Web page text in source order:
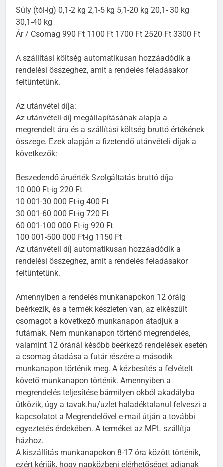
Súly (tól-ig) 0,1-2 kg 2,1-5 kg 5,1-20 kg 20,1- 30 kg
30,1-40 kg
Ár / Csomag 990 Ft 1100 Ft 1700 Ft 2520 Ft 3300 Ft
A szállítási költség automatikusan hozzáadódik a
rendelési összeghez, amit a rendelés feladásakor
feltüntetünk.
Az utánvétel díja:
Az utánvételi díj megállapításának alapja a
megrendelt áru és a szállítási költség bruttó értékének
összege. Ezek alapján a fizetendő utánvételi díjak a
következők:
Beszedendő áruérték Szolgáltatás bruttó díja
10 000 Ft-ig 220 Ft
10 001-30 000 Ft-ig 400 Ft
30 001-60 000 Ft-ig 720 Ft
60 001-100 000 Ft-ig 920 Ft
100 001-500 000 Ft-ig 1150 Ft
Az utánvételi díj automatikusan hozzáadódik a
rendelési összeghez, amit a rendelés feladásakor
feltüntetünk.
Amennyiben a rendelés munkanapokon 12 óráig
beérkezik, és a termék készleten van, az elkészült
csomagot a következő munkanapon átadjuk a
futárnak. Nem munkanapon történő megrendelés,
valamint 12 óránál később beérkező rendelések esetén
a csomag átadása a futár részére a második
munkanapon történik meg. A kézbesítés a felvételt
követő munkanapon történik. Amennyiben a
megrendelés teljesítése bármilyen okból akadályba
ütközik, úgy a tavak.hu/uzlet haladéktalanul felveszi a
kapcsolatot a Megrendelővel e-mail útján a további
egyeztetés érdekében. A terméket az MPL szállítja
házhoz.
A kiszállítás munkanapokon 8-17 óra között történik,
ezért kérjük, hogy napközbeni elérhetőséget adjanak